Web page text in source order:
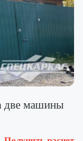
две машины